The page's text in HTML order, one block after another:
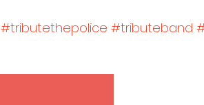
#tributethepolice #tributeband